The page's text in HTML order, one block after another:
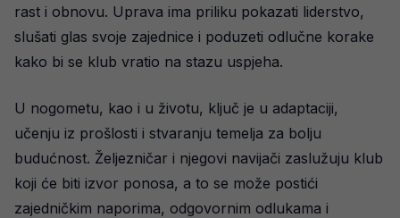
rast i obnovu. Uprava ima priliku pokazati liderstvo,
slušati glas svoje zajednice i poduzeti odlučne korake
kako bi se klub vratio na stazu uspjeha.
U nogometu, kao i u životu, ključ je u adaptaciji,
učenju iz prošlosti i stvaranju temelja za bolju
budućnost. Željezničar i njegovi navijači zaslužuju klub
koji će biti izvor ponosa, a to se može postići
zajedničkim naporima, odgovornim odlukama i